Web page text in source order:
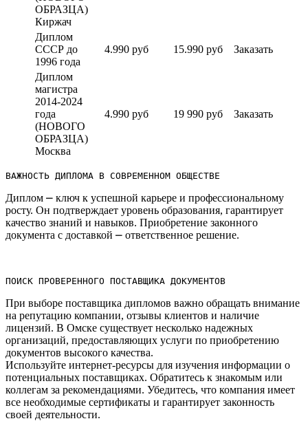
ОБРАЗЦА)
Киржач
Диплом
СССР до
1996 года
4.990 руб 15.990 руб Заказать
Диплом
магистра
2014-2024
года
(НОВОГО
ОБРАЗЦА)
Москва
4.990 руб 19 990 руб Заказать
ВАЖНОСТЬ ДИПЛОМА В СОВРЕМЕННОМ ОБЩЕСТВЕ
Диплом ⎼ ключ к успешной карьере и профессиональному
росту.​ Он подтверждает уровень образования, гарантирует
качество знаний и навыков. Приобретение законного
документа с доставкой ⎼ ответственное решение.​
ПОИСК ПРОВЕРЕННОГО ПОСТАВЩИКА ДОКУМЕНТОВ
При выборе поставщика дипломов важно обращать внимание
на репутацию компании, отзывы клиентов и наличие
лицензий.​ В Омске существует несколько надежных
организаций, предоставляющих услуги по приобретению
документов высокого качества.
Используйте интернет-ресурсы для изучения информации о
потенциальных поставщиках.​ Обратитесь к знакомым или
коллегам за рекомендациями.​ Убедитесь, что компания имеет
все необходимые сертификаты и гарантирует законность
своей деятельности.​